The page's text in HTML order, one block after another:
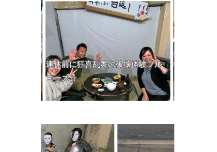
連休前に狂喜乱舞の破壊体験フル
コース☆